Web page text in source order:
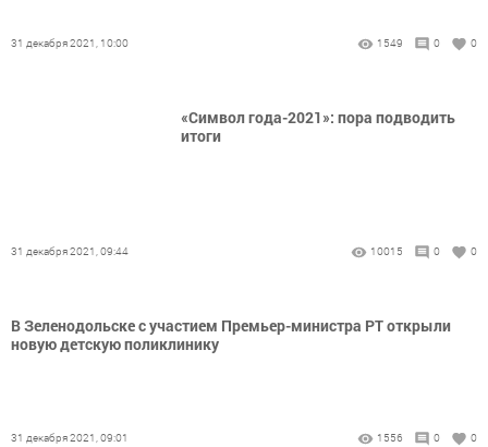
31 декабря 2021, 10:00 1549 0 0
«Символ года-2021»: пора подводить
итоги
31 декабря 2021, 09:44 10015 0 0
В Зеленодольске с участием Премьер-министра РТ открыли
новую детскую поликлинику
31 декабря 2021, 09:01 1556 0 0